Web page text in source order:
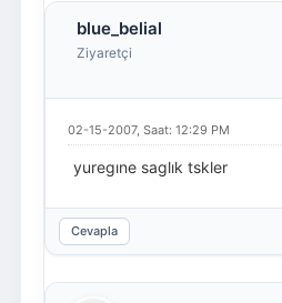
blue_belial
Ziyaretçi
02-15-2007, Saat: 12:29 PM
yuregıne saglık tskler
Cevapla